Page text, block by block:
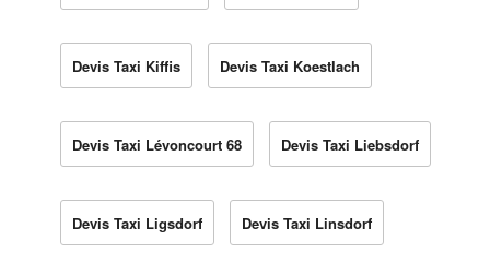
Devis Taxi Kiffis Devis Taxi Koestlach
Devis Taxi Lévoncourt 68 Devis Taxi Liebsdorf
Devis Taxi Ligsdorf Devis Taxi Linsdorf